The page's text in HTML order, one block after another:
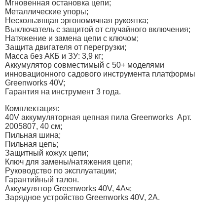
Мгновенная остановка цепи;
Металлические упоры;
Нескользящая эргономичная рукоятка;
Выключатель с защитой от случайного включения;
Натяжение и замена цепи с ключом;
Защита двигателя от перегрузки;
Масса без АКБ и ЗУ: 3,9 кг;
Аккумулятор совместимый с 50+ моделями
инновационного садового инструмента платформы
Greenworks 40V;
Гарантия на инструмент 3 года.
Комплектация:
40V аккумуляторная цепная пила Greenworks Арт.
2005807, 40 см;
Пильная шина;
Пильная цепь;
Защитный кожух цепи;
Ключ для замены/натяжения цепи;
Руководство по эксплуатации;
Гарантийный талон.
Аккумулятор Greenworks 40V, 4Aч;
Зарядное устройство Greenworks 40V, 2А.